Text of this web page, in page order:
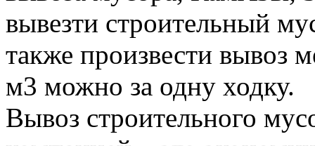
вывезти строительный
также произвести вывоз
м3 можно за одну ходку.
Вывоз строительного